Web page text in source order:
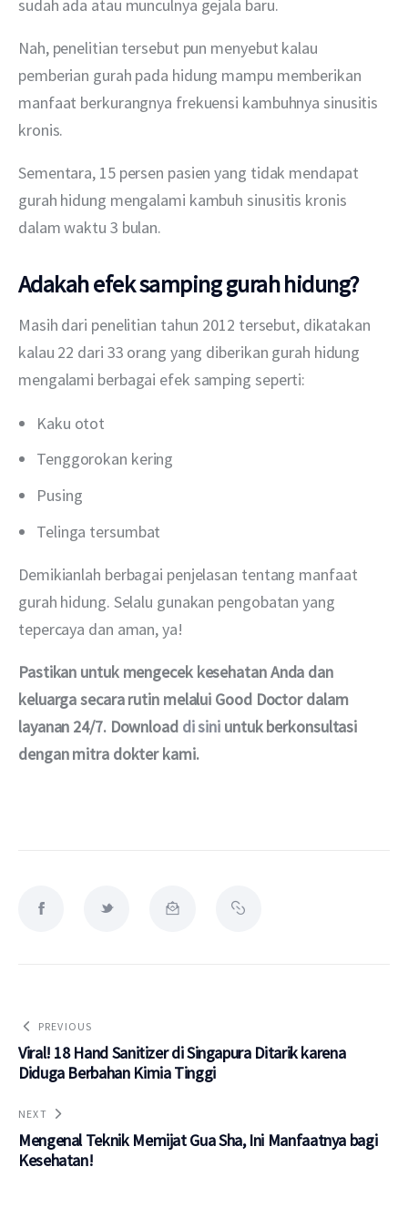
sudah ada atau munculnya gejala baru.
Nah, penelitian tersebut pun menyebut kalau
pemberian gurah pada hidung mampu memberikan
manfaat berkurangnya frekuensi kambuhnya sinusitis
kronis.
Sementara, 15 persen pasien yang tidak mendapat
gurah hidung mengalami kambuh sinusitis kronis
dalam waktu 3 bulan.
Adakah efek samping gurah hidung?
Masih dari penelitian tahun 2012 tersebut, dikatakan
kalau 22 dari 33 orang yang diberikan gurah hidung
mengalami berbagai efek samping seperti:
Kaku otot
Tenggorokan kering
Pusing
Telinga tersumbat
Demikianlah berbagai penjelasan tentang manfaat
gurah hidung. Selalu gunakan pengobatan yang
tepercaya dan aman, ya!
Pastikan untuk mengecek kesehatan Anda dan
keluarga secara rutin melalui Good Doctor dalam
layanan 24/7. Download di sini untuk berkonsultasi
dengan mitra dokter kami.
PREVIOUS
Viral! 18 Hand Sanitizer di Singapura Ditarik karena
Diduga Berbahan Kimia Tinggi
NEXT
Mengenal Teknik Memijat Gua Sha, Ini Manfaatnya bagi
Kesehatan!